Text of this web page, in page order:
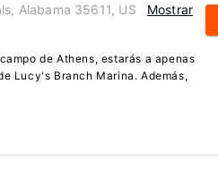
Alabama 35611, US
Mostrar
de Athens, estarás a apenas
Lucy's Branch Marina. Además,